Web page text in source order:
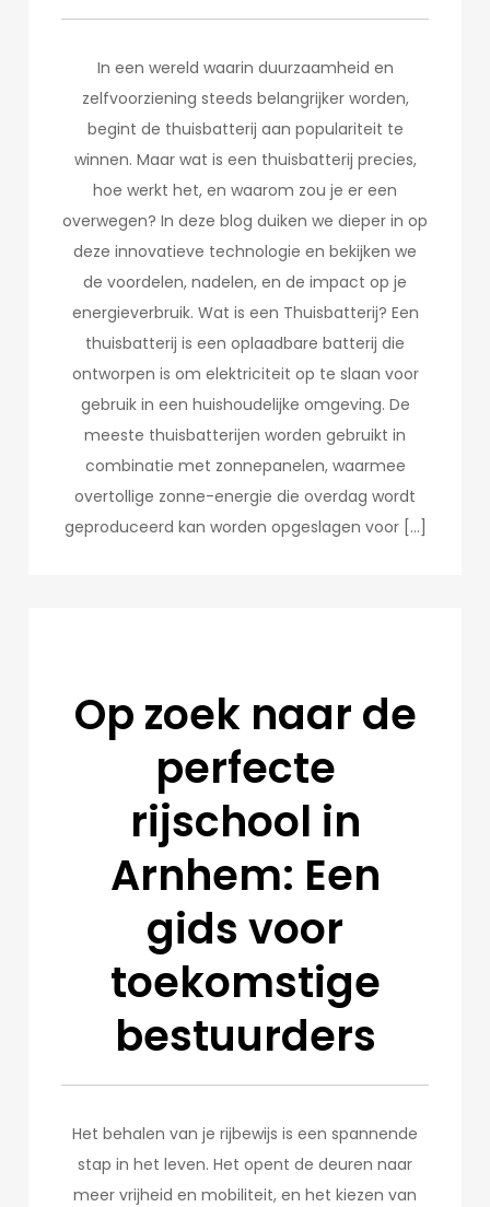
In een wereld waarin duurzaamheid en
zelfvoorziening steeds belangrijker worden,
begint de thuisbatterij aan populariteit te
winnen. Maar wat is een thuisbatterij precies,
hoe werkt het, en waarom zou je er een
overwegen? In deze blog duiken we dieper in op
deze innovatieve technologie en bekijken we
de voordelen, nadelen, en de impact op je
energieverbruik. Wat is een Thuisbatterij? Een
thuisbatterij is een oplaadbare batterij die
ontworpen is om elektriciteit op te slaan voor
gebruik in een huishoudelijke omgeving. De
meeste thuisbatterijen worden gebruikt in
combinatie met zonnepanelen, waarmee
overtollige zonne-energie die overdag wordt
geproduceerd kan worden opgeslagen voor […]
Op zoek naar de
perfecte
rijschool in
Arnhem: Een
gids voor
toekomstige
bestuurders
Het behalen van je rijbewijs is een spannende
stap in het leven. Het opent de deuren naar
meer vrijheid en mobiliteit, en het kiezen van